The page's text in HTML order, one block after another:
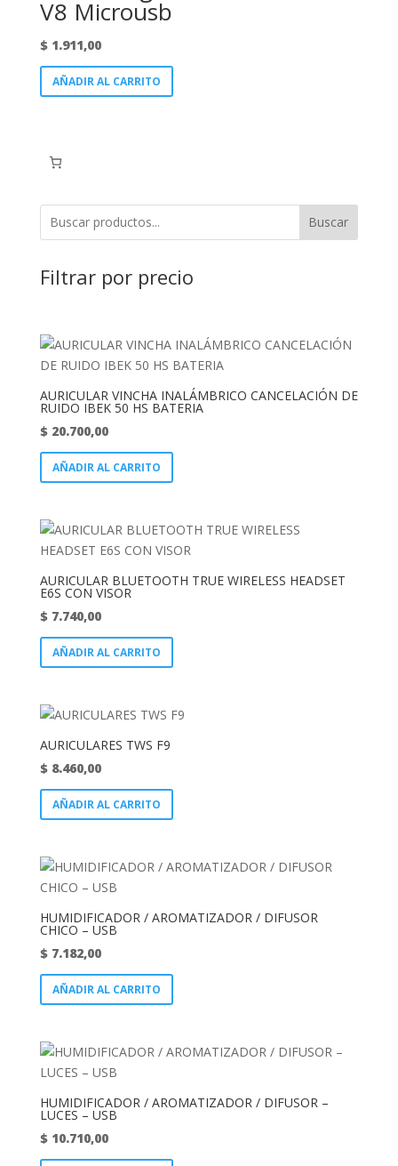
V8 Microusb
$1.911,00
AÑADIR AL CARRITO
Buscar
Filtrar por precio
AURICULAR VINCHA INALÁMBRICO CANCELACIÓN DE
RUIDO IBEK 50 HS BATERIA
$20.700,00
AÑADIR AL CARRITO
AURICULAR BLUETOOTH TRUE WIRELESS HEADSET
E6S CON VISOR
$7.740,00
AÑADIR AL CARRITO
AURICULARES TWS F9
$8.460,00
AÑADIR AL CARRITO
HUMIDIFICADOR / AROMATIZADOR / DIFUSOR
CHICO – USB
$7.182,00
AÑADIR AL CARRITO
HUMIDIFICADOR / AROMATIZADOR / DIFUSOR –
LUCES – USB
$10.710,00